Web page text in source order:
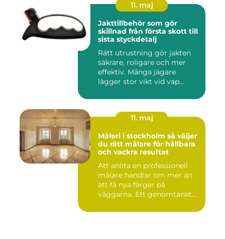
11. maj
Jakttillbehör som gör
skillnad från första skott till
sista styckdetalj
Rätt utrustning gör jakten
säkrare, roligare och mer
effektiv. Många jägare
lägger stor vikt vid vap...
11. maj
Måleri i stockholm så väljer
du rätt målare för hållbara
och vackra resultat
Att anlita en professionell
målare handlar om mer än
att få nya färger på
väggarna. Ett genomtänkt